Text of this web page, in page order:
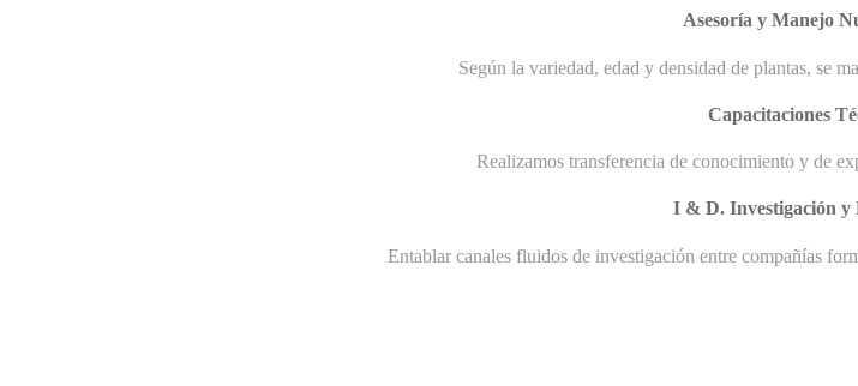
Asesoría y Manejo
Según la variedad, edad y densidad de plantas, se
Capacitaciones
Realizamos transferencia de conocimiento y de
I & D. Investigación y
Entablar canales fluidos de investigación entre compañías